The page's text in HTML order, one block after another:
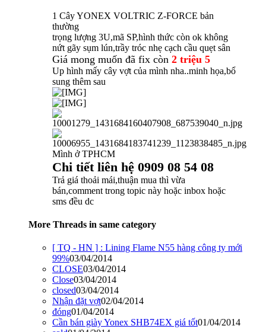
1 Cây YONEX VOLTRIC Z-FORCE bản
thường
trọng lượng 3U,mã SP,hình thức còn ok không
nứt gãy sụm lún,trầy tróc nhẹ cạch cầu quẹt sân
Giá mong muốn đã fix còn 2 triệu 5
Up hình mấy cây vợt của mình nha..minh họa,bổ
sung thêm sau
Mình ở TPHCM
Chi tiết liên hệ 0909 08 54 08
Trả giá thoải mái,thuận mua thì vừa
bán,comment trong topic này hoặc inbox hoặc
sms đều dc
More Threads in same category
[ TQ - HN ] : Lining Flame N55 hàng công ty mới
99%03/04/2014
CLOSE03/04/2014
Close03/04/2014
closed03/04/2014
Nhận đặt vợt02/04/2014
đóng01/04/2014
Cần bán giày Yonex SHB74EX giá tốt01/04/2014